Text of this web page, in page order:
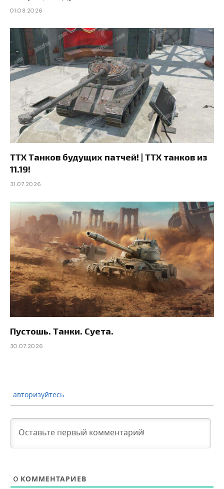
01.08.2026
ТТХ Танков будущих патчей! | ТТХ танков из
11.19!
31.07.2026
Пустошь. Танки. Суета.
30.07.2026
авторизуйтесь
0 КОММЕНТАРИЕВ